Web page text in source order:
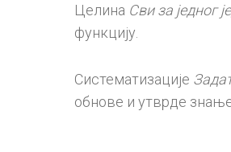
Целина Сви за једног
функцију.
Систематизације
обнове и утврде